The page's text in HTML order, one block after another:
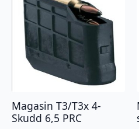
Magasin T3/T3x 4-
Skudd 6,5 PRC